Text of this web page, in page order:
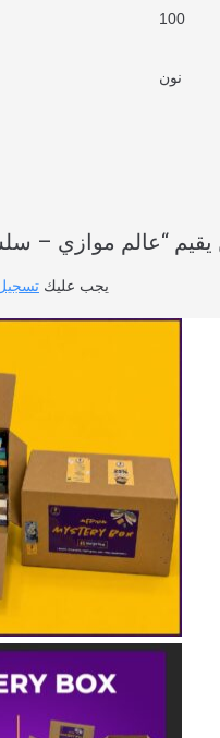
“عالم موازي –
يجب عليكتسجيل